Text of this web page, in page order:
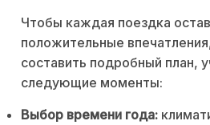
Чтобы каждая поездка
положительные
составить подробный план,
следующие моменты:
Выбор времени года: